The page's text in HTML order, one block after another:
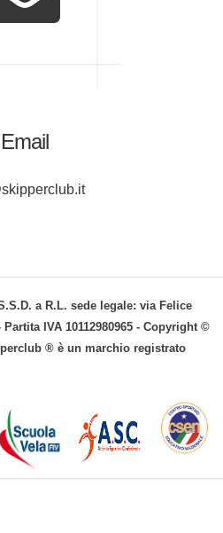
Email
a R.L. sede legale: via Felice
IVA 10112980965 - Copyright ©
® è un marchio registrato